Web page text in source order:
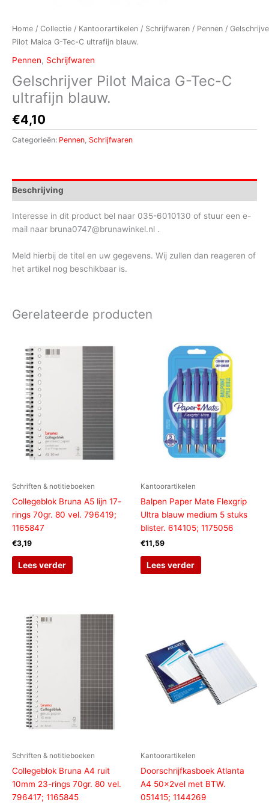
Home / Collectie / Kantoorartikelen / Schrijfwaren / Pennen /
Pilot Maica G-Tec-C ultrafijn blauw.
Pennen, Schrijfwaren
Gelschrijver Pilot Maica G-Tec-C
ultrafijn blauw.
€4,10
Categorieën: Pennen Schrijfwaren
Beschrijving
Interesse in dit product bel naar 035-6010130 of stuur een e-
mail naar bruna0747@brunawinkel.nl .
Meld hierbij de titel en uw gegevens. Wij zullen dan reageren of
het artikel nog beschikbaar is.
Gerelateerde producten
Schriften & notitieboeken
Collegeblok Bruna A5 lijn 17-
rings 70gr. 80 vel. 796419;
1165847
€3,19
Lees verder
Kantoorartikelen
Balpen Paper Mate Flexgrip
Ultra blauw medium 5 stuks
blister. 614105; 1175056
€11,59
Lees verder
Schriften & notitieboeken
Collegeblok Bruna A4 ruit
10mm 23-rings 70gr. 80 vel.
796417; 1165845
Kantoorartikelen
Doorschrijfkasboek Atlanta
A4 50x2vel met BTW.
051415; 1144269